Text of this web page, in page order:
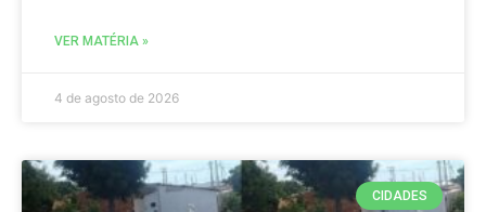
VER MATÉRIA »
4 de agosto de 2026
CIDADES